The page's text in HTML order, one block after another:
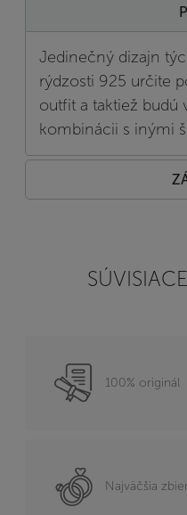
Jedinečný dizajn
rýdzosti 925 určite
outfit a taktiež budú
kombinácii s inými
100% originál
Najväčšia